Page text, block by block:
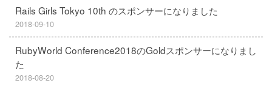
Rails Girls Tokyo 10th のスポンサーになりました
2018-09-10
RubyWorld Conference2018のGoldスポンサーになりまし
た
2018-08-20